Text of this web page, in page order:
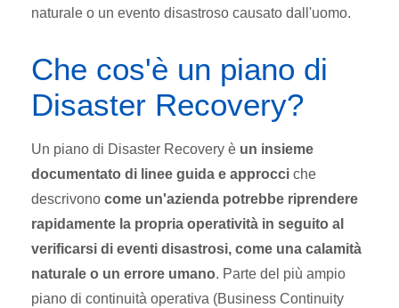
naturale o un evento disastroso causato dall'uomo.
Che cos'è un piano di
Disaster Recovery?
Un piano di Disaster Recovery è un insieme
documentato di linee guida e approcci che
descrivono come un'azienda potrebbe riprendere
rapidamente la propria operatività in seguito al
verificarsi di eventi disastrosi, come una calamità
naturale o un errore umano. Parte del più ampio
piano di continuità operativa (Business Continuity